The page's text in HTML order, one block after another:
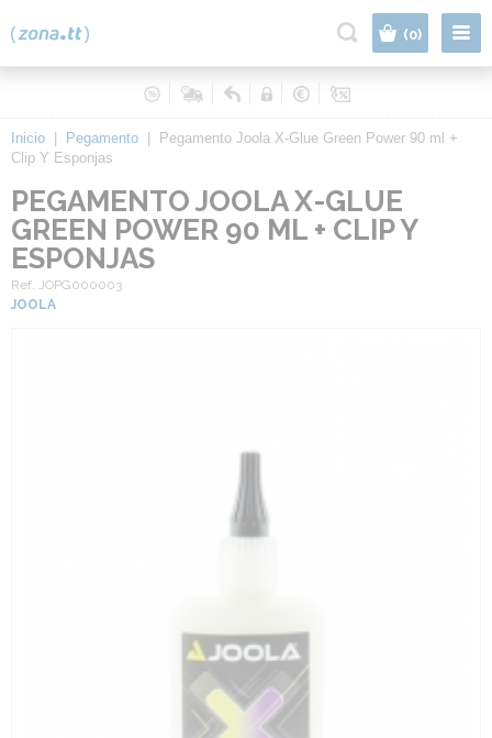
(0)
Inicio Pegamento
Pegamento Joola X-Glue Green Power 90 ml +
Clip Y Esponjas
PEGAMENTO JOOLA X-GLUE
GREEN POWER 90 ML + CLIP Y
ESPONJAS
Ref. JOPG000003
JOOLA